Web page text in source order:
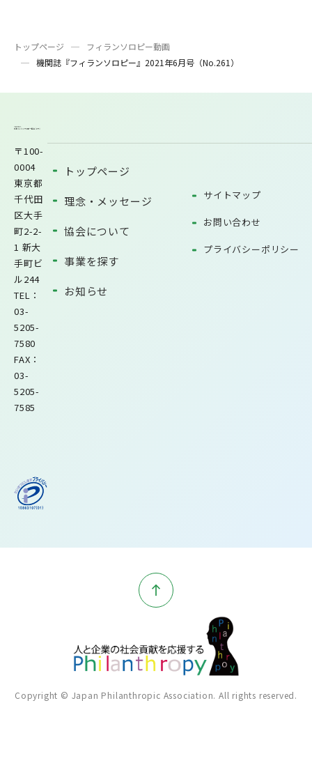
トップページ
フィランソロピー動画
機関誌『フィランソロピー』2021年6月号（No.261）
〒100-
0004
東京都
千代田
区大手
町2-2-
1 新大
手町ビ
ル244
TEL：
03-
5205-
7580
FAX：
03-
5205-
7585
トップページ
理念・メッセージ
協会について
事業を探す
お知らせ
サイトマップ
お問い合わせ
プライバシーポリシー
Copyright © Japan Philanthropic Association. All rights reserved.